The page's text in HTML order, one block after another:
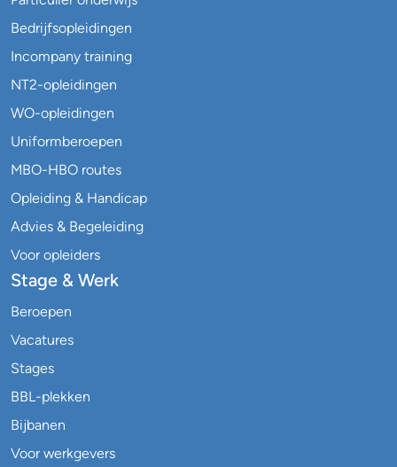
Bedrijfsopleidingen
Incompany training
NT2-opleidingen
WO-opleidingen
Uniformberoepen
MBO-HBO routes
Opleiding & Handicap
Advies & Begeleiding
Voor opleiders
Stage & Werk
Beroepen
Vacatures
Stages
BBL-plekken
Bijbanen
Voor werkgevers